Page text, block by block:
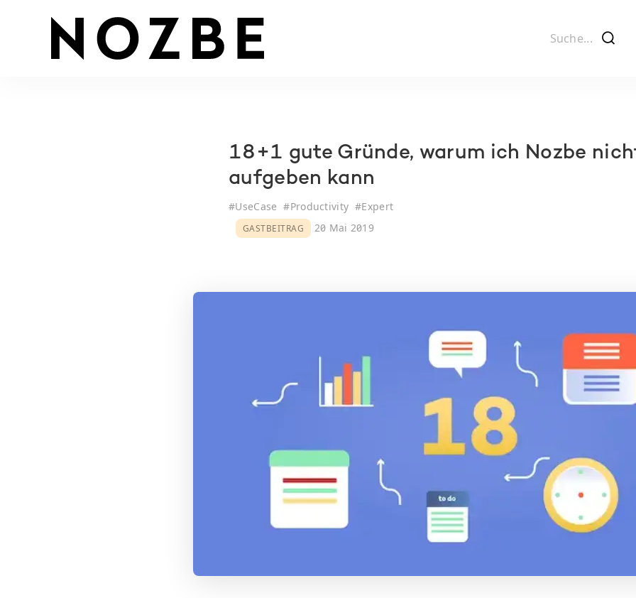
f
18+1 gute Gründe, warum ich Nozbe
aufgeben kann
#UseCase #Productivity #Expert
GASTBEITRAG 20 Mai 2019